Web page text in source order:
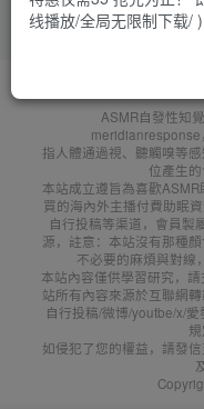
ASMR自發性知
meridianresponse
指人體通過視、聽觸嗅等
位產生的
本站成立遵旨為喜歡
買的海內外主播付費助眠
自行投稿等渠道，會員製
源，註意：本站沒有那種
不必要的麻煩與對線
本站內容僅供學習研究，
站所有內容來源於互聯網
自行投稿/微博/youtbe/x/
如侵犯了您的權益，請發
线播放/全局无限制下载/ )